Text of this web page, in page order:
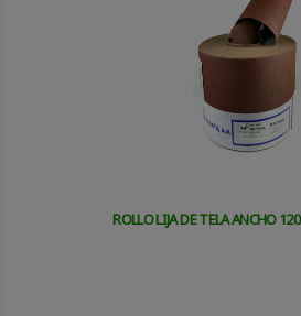
ROLLO LIJA DE TELA ANCHO